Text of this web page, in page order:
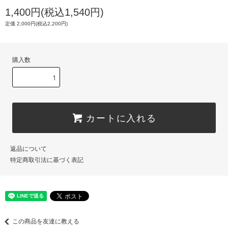
1,400円(税込1,540円)
定価 2,000円(税込2,200円)
購入数
カートに入れる
返品について
特定商取引法に基づく表記
この商品を友達に教える